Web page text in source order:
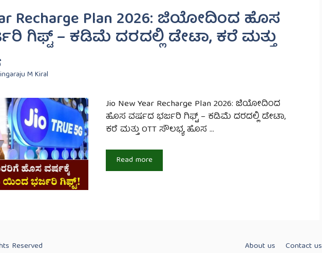
Recharge Plan 2026: ಜಿಯೋದಿಂದ ಹೊಸ
ಗಿಫ್ಟ್ – ಕಡಿಮೆ ದರದಲ್ಲಿ ಡೇಟಾ, ಕರೆ ಮತ್ತು
M Kiral
Jio New Year Recharge Plan 2026: ಜಿಯೋದಿಂದ
ಹೊಸ ವರ್ಷದ ಭರ್ಜರಿ ಗಿಫ್ಟ್ – ಕಡಿಮೆ ದರದಲ್ಲಿ ಡೇಟಾ,
ಕರೆ ಮತ್ತು OTT ಸೌಲಭ್ಯ ಹೊಸ …
Read more
About us Contact us
Reserved